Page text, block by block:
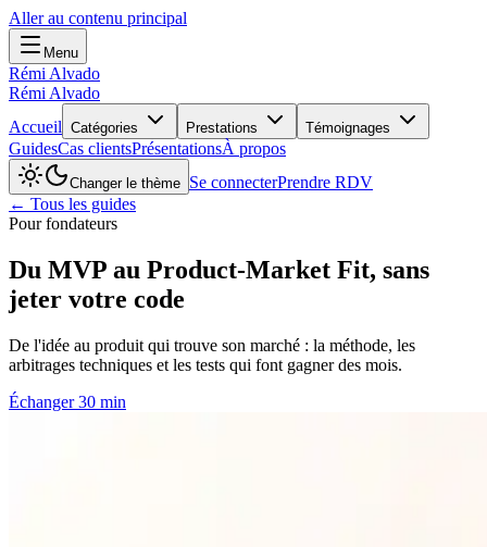
Aller au contenu principal
Menu
Rémi Alvado
Rémi Alvado
Accueil Catégories Prestations Témoignages
GuidesCas clientsPrésentationsÀ propos
Changer le thème Se connecterPrendre RDV
← Tous les guides
Pour fondateurs
Du MVP au Product-Market Fit, sans
jeter votre code
De l'idée au produit qui trouve son marché : la méthode, les
arbitrages techniques et les tests qui font gagner des mois.
Échanger 30 min